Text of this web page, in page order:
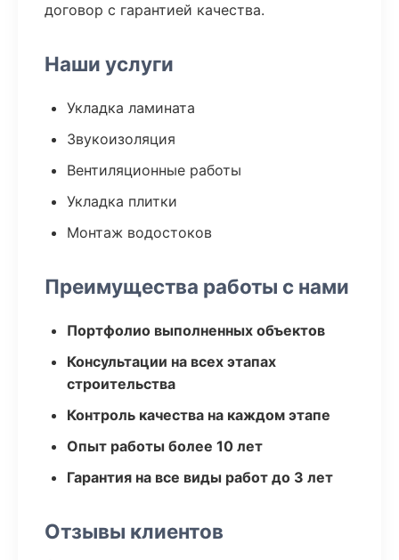
договор с гарантией качества.
Наши услуги
Укладка ламината
Звукоизоляция
Вентиляционные работы
Укладка плитки
Монтаж водостоков
Преимущества работы с нами
Портфолио выполненных объектов
Консультации на всех этапах
строительства
Контроль качества на каждом этапе
Опыт работы более 10 лет
Гарантия на все виды работ до 3 лет
Отзывы клиентов